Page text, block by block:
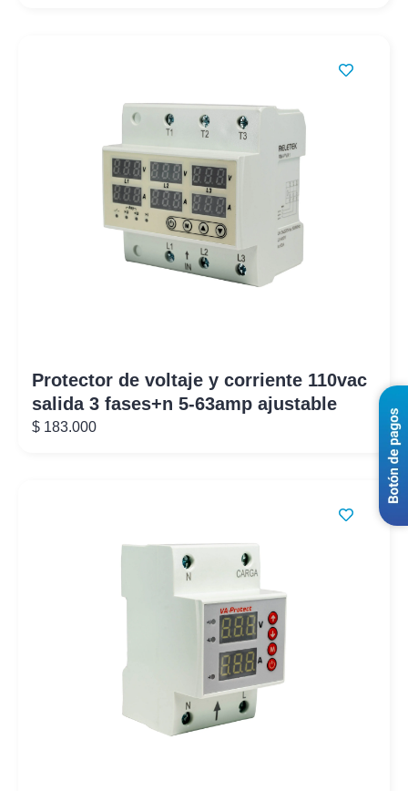
Protector de voltaje y corriente 110vac
salida 3 fases+n 5-63amp ajustable
$ 183.000